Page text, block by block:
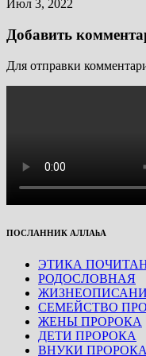
Июл 3, 2022
Добавить
Для отправки
ПОСЛАННИК АЛЛАhА
ЭТИКА
РОДОСЛОВНАЯ
СЕМЕЙСТВО
ЖЕНЫ ПРОРОКА
ДЕТИ ПРОРОКА
ВНУКИ ПРОРОКА